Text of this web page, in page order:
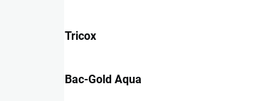
Tricox
Bac-Gold Aqua